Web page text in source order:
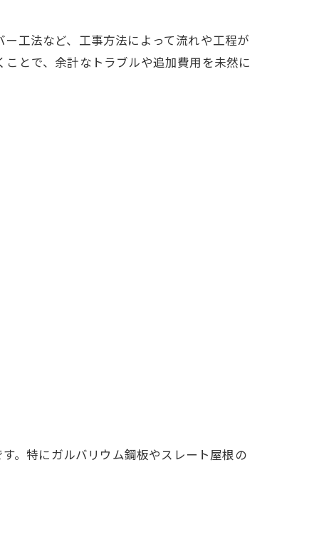
工法など、工事方法によって流れや工程が
とで、余計なトラブルや追加費用を未然に
。特にガルバリウム鋼板やスレート屋根の